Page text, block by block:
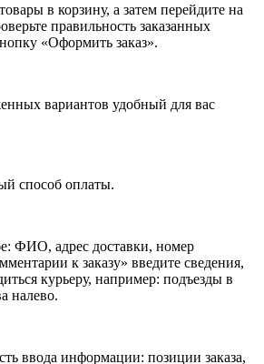
в корзину, а затем перейдите на
правильность заказанных
«Оформить заказ».
вариантов удобный для вас
способ оплаты.
ФИО, адрес доставки, номер
к заказу» введите сведения,
курьеру, например: подъезды в
налево.
ввода информации: позиции заказа,